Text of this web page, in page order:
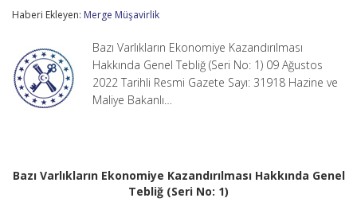
Genel
1)
için
Haberi Ekleyen: Merge Müşavirlik
Bazı Varlıkların Ekonomiye Kazandırılması
Hakkında Genel Tebliğ (Seri No: 1) 09 Ağustos
2022 Tarihli Resmi Gazete Sayı: 31918 Hazine ve
Maliye Bakanlı…
Bazı Varlıkların Ekonomiye Kazandırılması Hakkında Genel
Tebliğ (Seri No: 1)